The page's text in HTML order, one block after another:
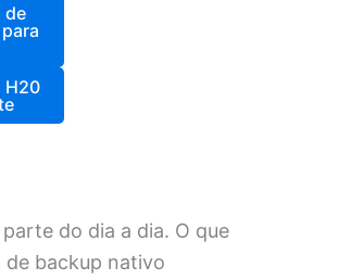
de
H20
do dia a dia. O que
de backup nativo